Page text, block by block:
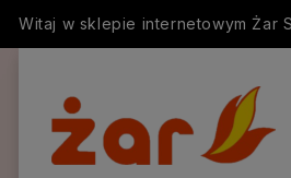
Witaj w sklepie internetowym Żar